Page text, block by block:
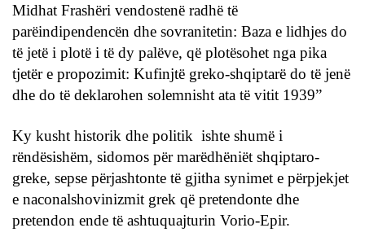
Midhat Frashëri vendostenë radhë të
parëindipendencën dhe sovranitetin: Baza e lidhjes do
të jetë i plotë i të dy palëve, që plotësohet nga pika
tjetër e propozimit: Kufinjtë greko-shqiptarë do të jenë
dhe do të deklarohen solemnisht ata të vitit 1939”
Ky kusht historik dhe politik ishte shumë i
rëndësishëm, sidomos për marëdhëniët shqiptaro-
greke, sepse përjashtonte të gjitha synimet e përpjekjet
e naconalshovinizmit grek që pretendonte dhe
pretendon ende të ashtuquajturin Vorio-Epir.